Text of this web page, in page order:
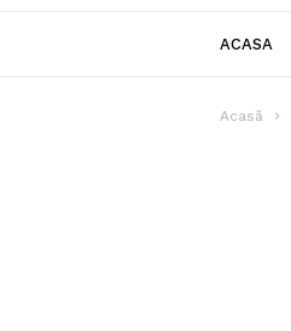
ACASA
Acasă